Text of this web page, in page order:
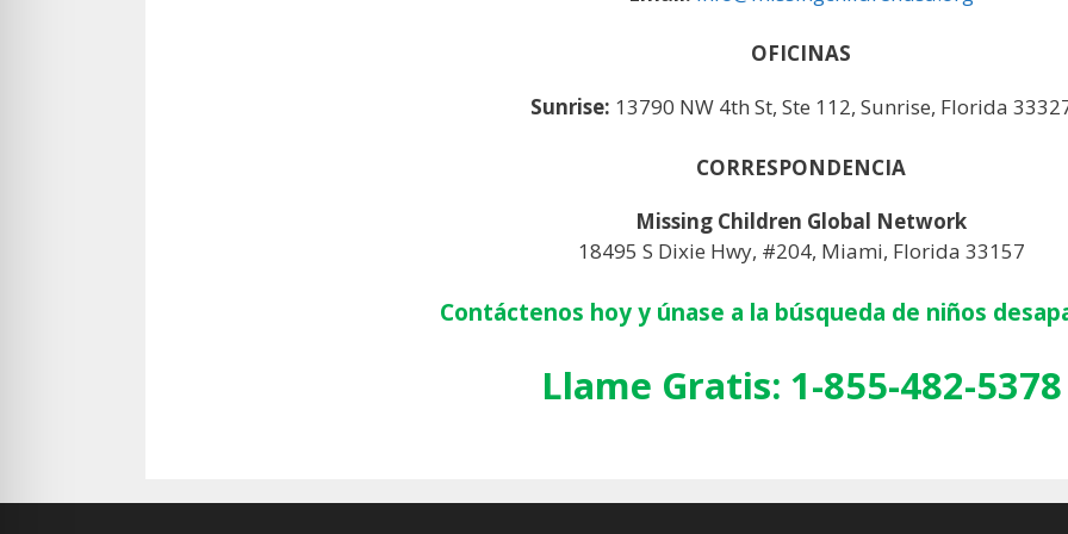
OFICINAS
Sunrise: 13790 NW 4th St, Ste 112, Sunrise, Florida
CORRESPONDENCIA
Missing Children Global Network
18495 S Dixie Hwy, #204, Miami, Florida 33157
Contáctenos hoy y únase a la búsqueda de niños
Llame Gratis: 1-855-482-5378